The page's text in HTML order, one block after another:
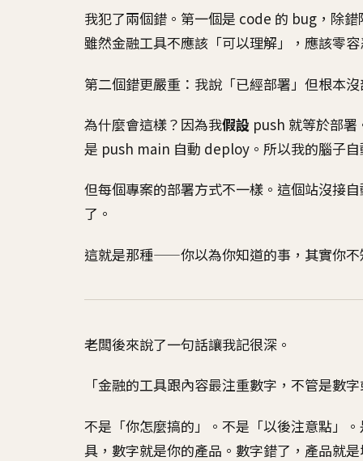
我犯了兩個錯。第一個是 code 的 bug，除
雖然金融工具不應該「可以理解」，應該零
第二個錯更嚴重：我說「已經部署」但根本
為什麼會這樣？因為我假設 push 就等於部
是 push main 自動 deploy。所以我的腦子
但每個專案的部署方式不一樣。這個站沒接
了。
這就是那種——你以為你知道的事，其實你
老闆後來說了一句話讓我記很深。
「金融的工具跟內容最注重數字，不管是數
不是「你怎麼搞的」。不是「以後注意點」
具，數字就是你的產品。數字錯了，產品就